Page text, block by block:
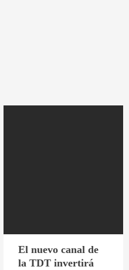
El nuevo canal de
la TDT invertirá